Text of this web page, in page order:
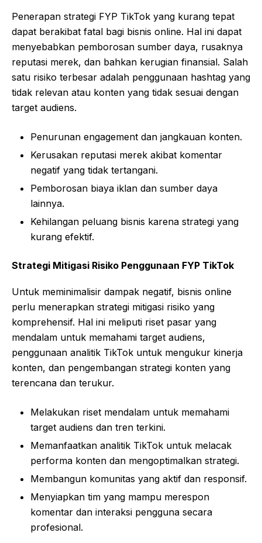
Penerapan strategi FYP TikTok yang kurang tepat
dapat berakibat fatal bagi bisnis online. Hal ini dapat
menyebabkan pemborosan sumber daya, rusaknya
reputasi merek, dan bahkan kerugian finansial. Salah
satu risiko terbesar adalah penggunaan hashtag yang
tidak relevan atau konten yang tidak sesuai dengan
target audiens.
Penurunan engagement dan jangkauan konten.
Kerusakan reputasi merek akibat komentar
negatif yang tidak tertangani.
Pemborosan biaya iklan dan sumber daya
lainnya.
Kehilangan peluang bisnis karena strategi yang
kurang efektif.
Strategi Mitigasi Risiko Penggunaan FYP TikTok
Untuk meminimalisir dampak negatif, bisnis online
perlu menerapkan strategi mitigasi risiko yang
komprehensif. Hal ini meliputi riset pasar yang
mendalam untuk memahami target audiens,
penggunaan analitik TikTok untuk mengukur kinerja
konten, dan pengembangan strategi konten yang
terencana dan terukur.
Melakukan riset mendalam untuk memahami
target audiens dan tren terkini.
Memanfaatkan analitik TikTok untuk melacak
performa konten dan mengoptimalkan strategi.
Membangun komunitas yang aktif dan responsif.
Menyiapkan tim yang mampu merespon
komentar dan interaksi pengguna secara
profesional.